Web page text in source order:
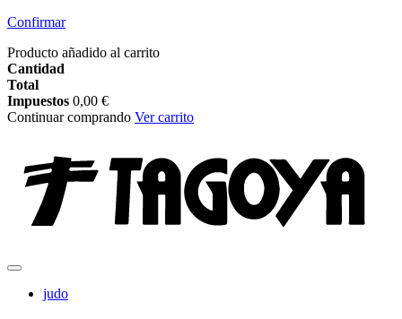
Confirmar
Producto añadido al carrito
Cantidad
Total
Impuestos 0,00 €
Continuar comprando Ver carrito
judo